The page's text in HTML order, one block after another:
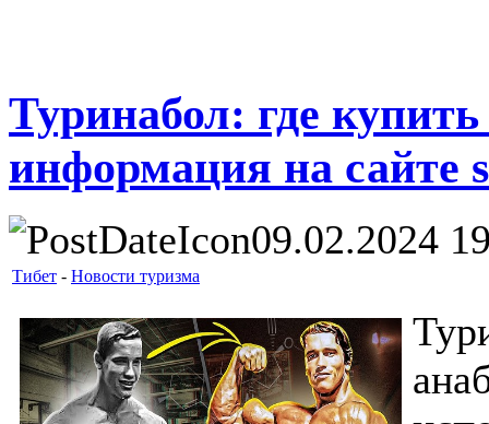
Туринабол: где
информация на сайте
09.02.2024
Тибет - Новости туризма